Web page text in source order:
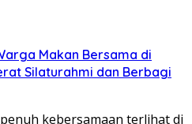
Makan Bersama di
Silaturahmi dan Berbagi
penuh kebersamaan terlihat di